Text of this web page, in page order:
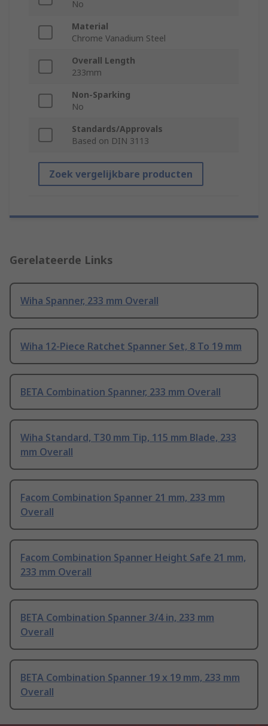
No
Material
Chrome Vanadium Steel
Overall Length
233mm
Non-Sparking
No
Standards/Approvals
Based on DIN 3113
Zoek vergelijkbare producten
Gerelateerde Links
Wiha Spanner, 233 mm Overall
Wiha 12-Piece Ratchet Spanner Set, 8 To 19 mm
BETA Combination Spanner, 233 mm Overall
Wiha Standard, T30 mm Tip, 115 mm Blade, 233
mm Overall
Facom Combination Spanner 21 mm, 233 mm
Overall
Facom Combination Spanner Height Safe 21 mm,
233 mm Overall
BETA Combination Spanner 3/4 in, 233 mm
Overall
BETA Combination Spanner 19 x 19 mm, 233 mm
Overall